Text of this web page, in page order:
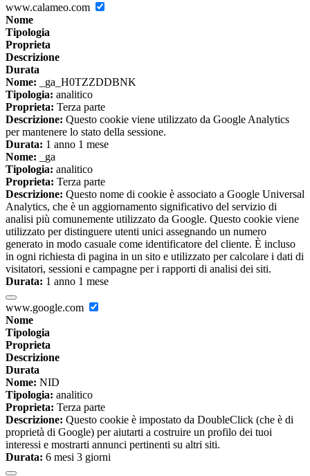
www.calameo.com
Nome
Tipologia
Proprieta
Descrizione
Durata
Nome: _ga_H0TZZDDBNK
Tipologia: analitico
Proprieta: Terza parte
Descrizione: Questo cookie viene utilizzato da Google Analytics
per mantenere lo stato della sessione.
Durata: 1 anno 1 mese
Nome: _ga
Tipologia: analitico
Proprieta: Terza parte
Descrizione: Questo nome di cookie è associato a Google Universal
Analytics, che è un aggiornamento significativo del servizio di
analisi più comunemente utilizzato da Google. Questo cookie viene
utilizzato per distinguere utenti unici assegnando un numero
generato in modo casuale come identificatore del cliente. È incluso
in ogni richiesta di pagina in un sito e utilizzato per calcolare i dati di
visitatori, sessioni e campagne per i rapporti di analisi dei siti.
Durata: 1 anno 1 mese
www.google.com
Nome
Tipologia
Proprieta
Descrizione
Durata
Nome: NID
Tipologia: analitico
Proprieta: Terza parte
Descrizione: Questo cookie è impostato da DoubleClick (che è di
proprietà di Google) per aiutarti a costruire un profilo dei tuoi
interessi e mostrarti annunci pertinenti su altri siti.
Durata: 6 mesi 3 giorni